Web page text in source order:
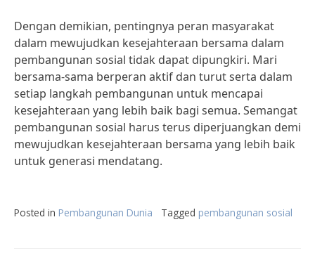
Dengan demikian, pentingnya peran masyarakat
dalam mewujudkan kesejahteraan bersama dalam
pembangunan sosial tidak dapat dipungkiri. Mari
bersama-sama berperan aktif dan turut serta dalam
setiap langkah pembangunan untuk mencapai
kesejahteraan yang lebih baik bagi semua. Semangat
pembangunan sosial harus terus diperjuangkan demi
mewujudkan kesejahteraan bersama yang lebih baik
untuk generasi mendatang.
Posted in Pembangunan Dunia Tagged pembangunan sosial